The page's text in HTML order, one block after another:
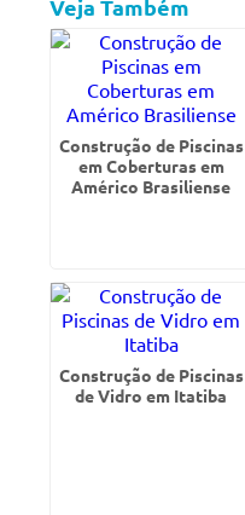
Veja Também
Construção de Piscinas
em Coberturas em
Américo Brasiliense
Construção de Piscinas
de Vidro em Itatiba